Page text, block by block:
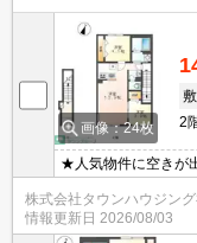
画像：24枚
敷
2
★人気物件に空きが
様の物件も含めて気
Mでのご相談も承り
株式会社タウンハウジン
情報更新日 2026/08/03